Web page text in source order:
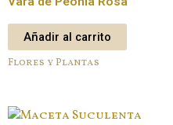
Añadir al carrito
Flores y Plantas